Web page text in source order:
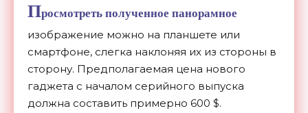
Просмотреть полученное панорамное
изображение можно на планшете или
смартфоне, слегка наклоняя их из стороны в
сторону. Предполагаемая цена нового
гаджета с началом серийного выпуска
должна составить примерно 600 $.